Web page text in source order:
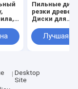
по
Пильные
резки
Диски для
без Лучшая
Desktop
Site